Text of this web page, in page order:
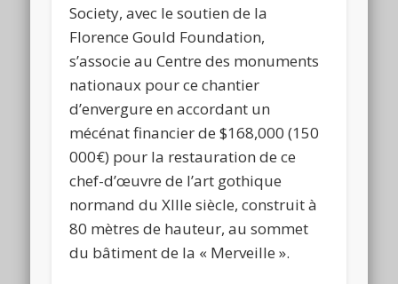
Society, avec le soutien de la
Florence Gould Foundation,
s’associe au Centre des monuments
nationaux pour ce chantier
d’envergure en accordant un
mécénat financier de $168,000 (150
000€) pour la restauration de ce
chef-d’œuvre de l’art gothique
normand du XIIIe siècle, construit à
80 mètres de hauteur, au sommet
du bâtiment de la « Merveille ».